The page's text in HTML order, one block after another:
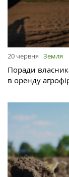
20 червня Земля
Поради
в оренду